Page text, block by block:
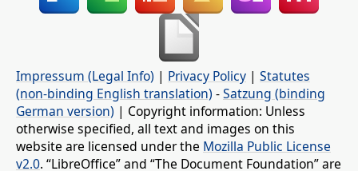
Impressum (Legal Info) | Privacy Policy | Statutes
(non-binding English translation) -Satzung (binding
German version) | Copyright information: Unless
otherwise specified, all text and images on this
website are licensed under the Mozilla Public License
v2.0. “LibreOffice” and “The Document Foundation” are